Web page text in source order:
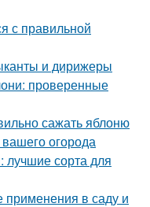
с правильной
и дирижеры
проверенные
сажать яблоню
огорода
сорта для
применения в саду и